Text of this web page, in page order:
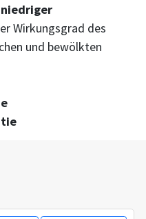
Wirkungsgrad des
und bewölkten